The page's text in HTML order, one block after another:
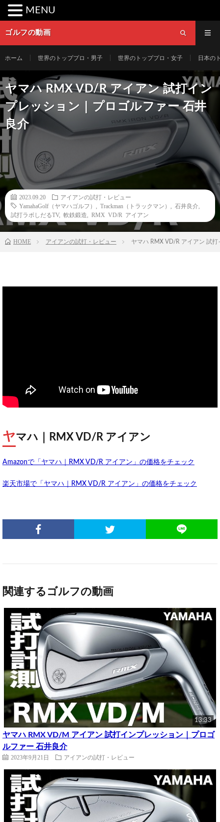
ゴルフの動画
ホーム 世界のトッププロ・男子 世界のトッププロ・女子 日本の
ヤマハ RMX VD/R アイアン 試打イン
プレッション｜プロゴルファー 石井
良介
2023.09.20
アイアンの試打・レビュー
YamahaGolf（ヤマハゴルフ）
Trackman（トラックマン） 石井良介
試打ラボしだるTV, 軟鉄鍛造 RMX VD/R アイアン
HOME アイアンの試打・レビュー ヤマハ RMX VD/R アイアン 試
ヤマハ｜RMX VD/R アイアン
Amazonで「ヤマハ｜RMX VD/R アイアン」の価格をチェック
楽天市場で「ヤマハ｜RMX VD/R アイアン」の価格をチェック
関連するゴルフの動画
13:33
ヤマハ RMX VD/M アイアン 試打インプレッション｜プロゴ
ルファー 石井良介
2023年9月21日 アイアンの試打・レビュー
MENU